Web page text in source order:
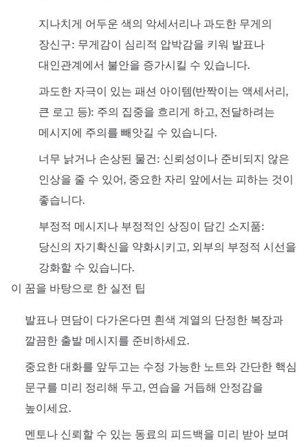
지나치게 어두운 색의 악세서리나 과도한 무게의
장신구: 무게감이 심리적 압박감을 키워 발표나
대인관계에서 불안을 증가시킬 수 있습니다.
과도한 자극이 있는 패션 아이템(반짝이는 액세서리,
큰 로고 등): 주의 집중을 흐리게 하고, 전달하려는
메시지에 주의를 빼앗길 수 있습니다.
너무 낡거나 손상된 물건: 신뢰성이나 준비되지 않은
인상을 줄 수 있어, 중요한 자리 앞에서는 피하는 것이
좋습니다.
부정적 메시지나 부정적인 상징이 담긴 소지품:
당신의 자기확신을 약화시키고, 외부의 부정적 시선을
강화할 수 있습니다.
이 꿈을 바탕으로 한 실전 팁
발표나 면담이 다가온다면 흰색 계열의 단정한 복장과
깔끔한 출발 메시지를 준비하세요.
중요한 대화를 앞두고는 수정 가능한 노트와 간단한 핵심
문구를 미리 정리해 두고, 연습을 거듭해 안정감을
높이세요.
멘토나 신뢰할 수 있는 동료의 피드백을 미리 받아 보며